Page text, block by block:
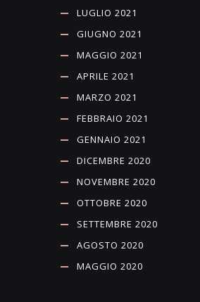
LUGLIO 2021
GIUGNO 2021
MAGGIO 2021
APRILE 2021
MARZO 2021
FEBBRAIO 2021
GENNAIO 2021
DICEMBRE 2020
NOVEMBRE 2020
OTTOBRE 2020
SETTEMBRE 2020
AGOSTO 2020
MAGGIO 2020